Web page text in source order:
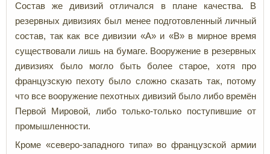
Состав же дивизий отличался в плане качества. В
резервных дивизиях был менее подготовленный личный
состав, так как все дивизии «А» и «В» в мирное время
существовали лишь на бумаге. Вооружение в резервных
дивизиях было могло быть более старое, хотя про
французскую пехоту было сложно сказать так, потому
что все вооружение пехотных дивизий было либо времён
Первой Мировой, либо только-только поступившие от
промышленности.
Кроме «северо-западного типа» во французской армии